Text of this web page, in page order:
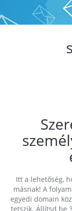
Itt a lehetőség,
másnak! A
egyedi domain
tetszik. Állítsd be